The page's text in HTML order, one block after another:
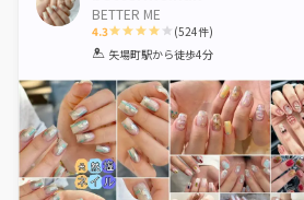
BETTER ME
4.3
1 2 3 4 5
(524件)
矢場町駅から徒歩4分